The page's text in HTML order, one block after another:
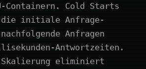
Containern. Cold Starts
die initiale Anfrage-
Anfragen
Antwortzeiten.
Skalierung eliminiert